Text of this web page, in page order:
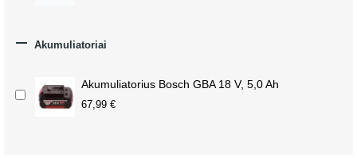
 Akumuliatoriai
Akumuliatorius Bosch GBA 18 V, 5,0 Ah
67,99 €